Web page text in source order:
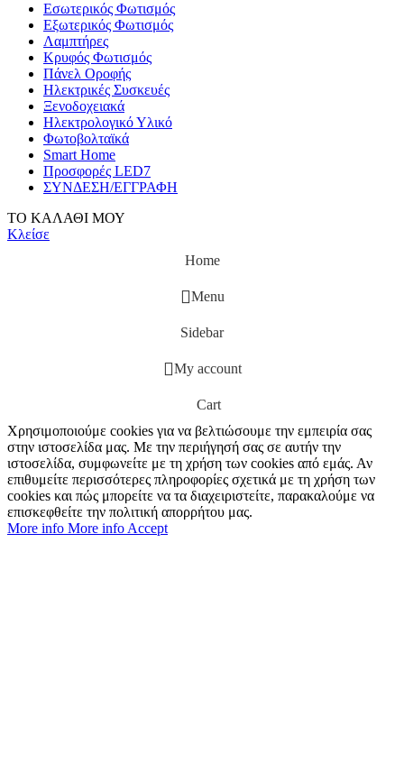
Εσωτερικός Φωτισμός
Εξωτερικός Φωτισμός
Λαμπτήρες
Κρυφός Φωτισμός
Πάνελ Οροφής
Ηλεκτρικές Συσκευές
Ξενοδοχειακά
Ηλεκτρολογικό Υλικό
Φωτοβολταϊκά
Smart Home
Προσφορές LED7
ΣΥΝΔΕΣΗ/ΕΓΓΡΑΦΗ
ΤΟ ΚΑΛΑΘΙ ΜΟΥ
Κλείσε
Home
Menu
Sidebar
My account
Cart
Χρησιμοποιούμε cookies για να βελτιώσουμε την εμπειρία σας
στην ιστοσελίδα μας. Με την περιήγησή σας σε αυτήν την
ιστοσελίδα, συμφωνείτε με τη χρήση των cookies από εμάς. Αν
επιθυμείτε περισσότερες πληροφορίες σχετικά με τη χρήση των
cookies και πώς μπορείτε να τα διαχειριστείτε, παρακαλούμε να
επισκεφθείτε την πολιτική απορρήτου μας.
More info More info Accept